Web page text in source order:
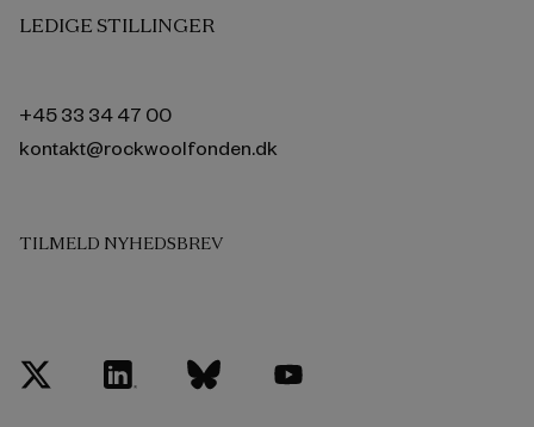
LEDIGE STILLINGER
+45 33 34 47 00
kontakt@rockwoolfonden.dk
TILMELD NYHEDSBREV